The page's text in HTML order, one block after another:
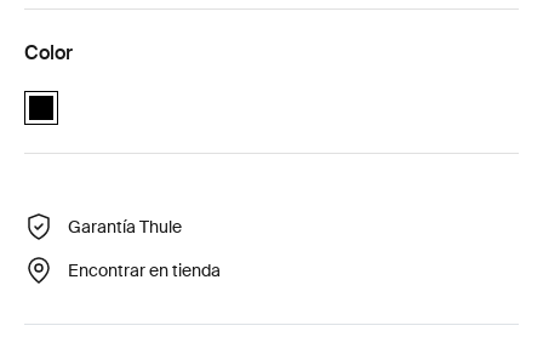
Color
Thule SmartRack XT Negro (selected)
Garantía Thule
Encontrar en tienda